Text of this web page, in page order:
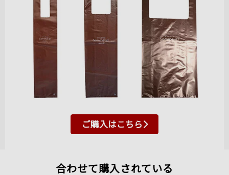
ご購入はこちら
合わせて購入されている